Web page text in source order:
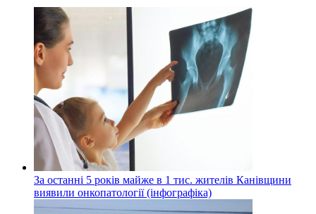
За останні 5 років майже в 1 тис. жителів Канівщини
виявили онкопатології (інфографіка)